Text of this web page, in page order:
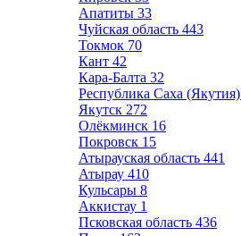
Апатиты 33
Чуйская область 443
Токмок 70
Кант 42
Кара-Балта 32
Республика Саха (Якутия)
Якутск 272
Олёкминск 16
Покровск 15
Атырауская область 441
Атырау 410
Кульсары 8
Аккистау 1
Псковская область 436